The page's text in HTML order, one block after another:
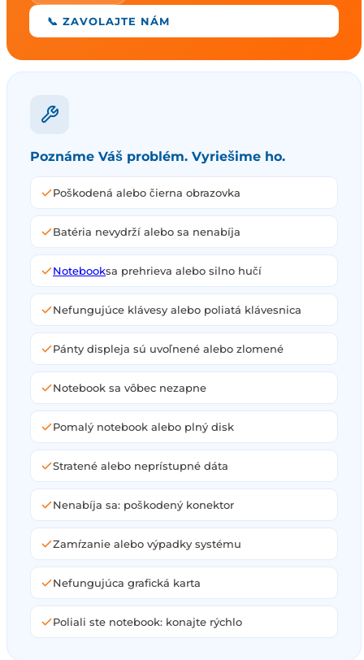
📞 ZAVOLAJTE NÁM
Poznáme Váš problém. Vyriešime ho.
Poškodená alebo čierna obrazovka
Batéria nevydrží alebo sa nenabíja
Notebooksa prehrieva alebo silno hučí
Nefungujúce klávesy alebo poliatá klávesnica
Pánty displeja sú uvoľnené alebo zlomené
Notebook sa vôbec nezapne
Pomalý notebook alebo plný disk
Stratené alebo neprístupné dáta
Nenabíja sa: poškodený konektor
Zamŕzanie alebo výpadky systému
Nefungujúca grafická karta
Poliali ste notebook: konajte rýchlo